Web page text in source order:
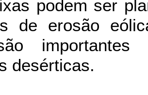
podem ser
de erosão
desérticas.